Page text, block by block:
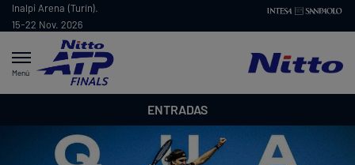
Inalpi Arena (Turín).
15-22 Nov. 2026
Menú
ENTRADAS